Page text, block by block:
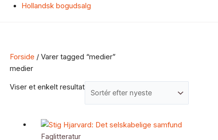
Hollandsk bogudsalg
Forside / Varer tagged “medier”
medier
Viser et enkelt resultat
Faglitteratur